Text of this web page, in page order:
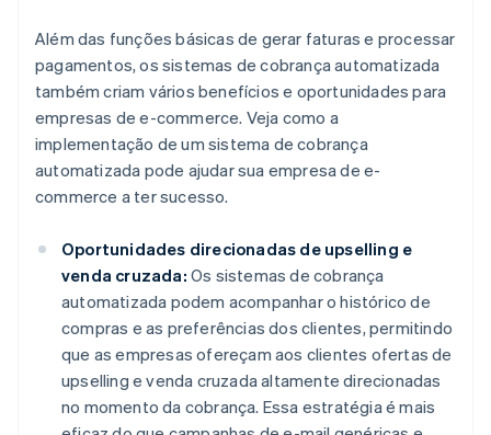
Além das funções básicas de gerar faturas e processar
pagamentos, os sistemas de cobrança automatizada
também criam vários benefícios e oportunidades para
empresas de e-commerce. Veja como a
implementação de um sistema de cobrança
automatizada pode ajudar sua empresa de e-
commerce a ter sucesso.
Oportunidades direcionadas de upselling e
venda cruzada: Os sistemas de cobrança
automatizada podem acompanhar o histórico de
compras e as preferências dos clientes, permitindo
que as empresas ofereçam aos clientes ofertas de
upselling e venda cruzada altamente direcionadas
no momento da cobrança. Essa estratégia é mais